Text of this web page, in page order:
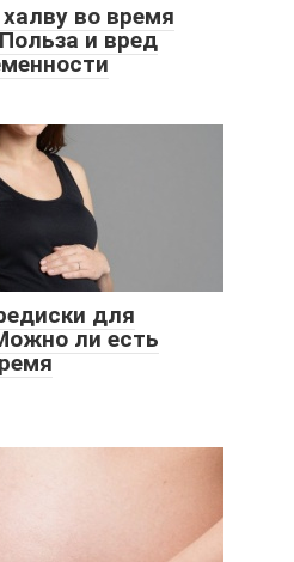
во время
и вред
для
ли есть